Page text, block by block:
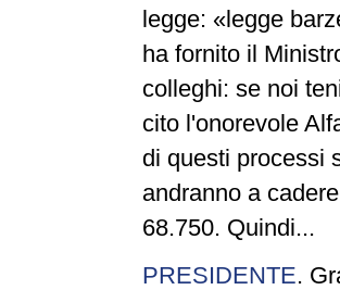
legge: «legge
ha fornito il
colleghi: se noi
cito l'onorevole
di questi processi
andranno a
68.750. Quindi...
PRESIDENTE.